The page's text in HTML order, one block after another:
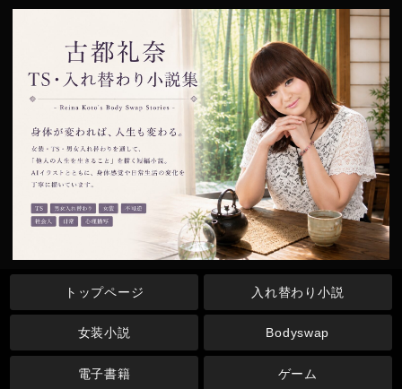
トップページ 入れ替わり小説
女装小説 Bodyswap
電子書籍 ゲーム